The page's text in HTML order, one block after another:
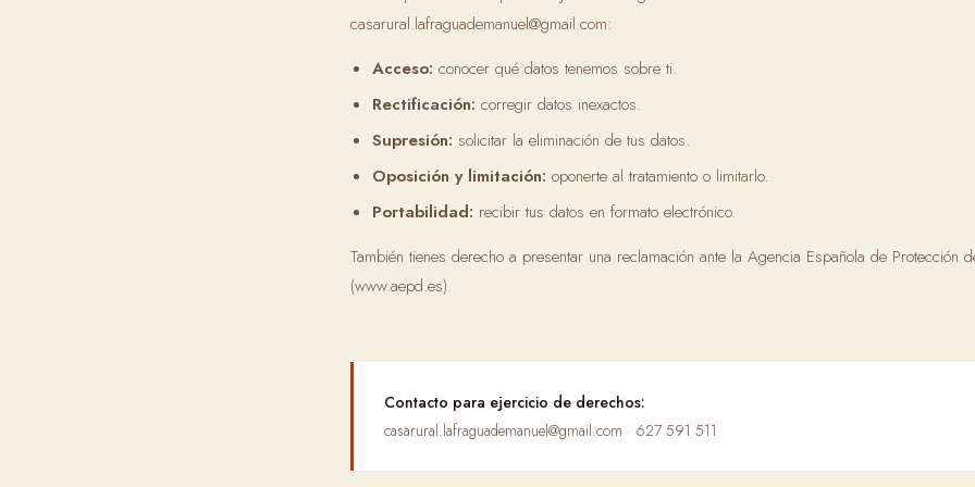
casarural.lafraguademanuel@gmail.com:
Acceso: conocer qué datos tenemos sobre ti.
Rectificación: corregir datos inexactos.
Supresión: solicitar la eliminación de tus datos.
Oposición y limitación: oponerte al tratamiento o limitarlo.
Portabilidad: recibir tus datos en formato electrónico.
También tienes derecho a presentar una reclamación ante la Agencia Española de Protección
(www.aepd.es).
Contacto para ejercicio de derechos:
casarural.lafraguademanuel@gmail.com · 627 591 511